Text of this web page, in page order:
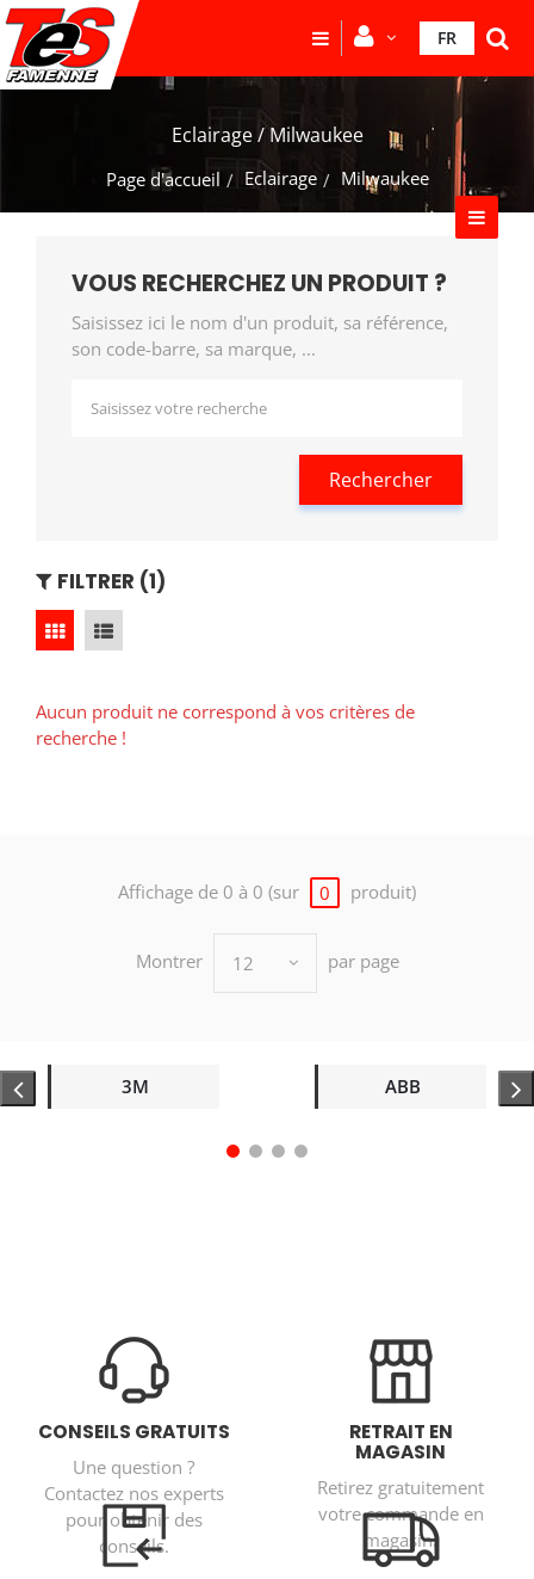
FR
Eclairage / Milwaukee
Page d'accueil Eclairage Milwaukee
VOUS RECHERCHEZ UN PRODUIT ?
Saisissez ici le nom d'un produit, sa référence,
son code-barre, sa marque, ...
Rechercher
FILTRER (1)
Aucun produit ne correspond à vos critères de
recherche !
Affichage de 0 à 0 (sur 0 produit)
Montrer 12 par page
3M ABB
CONSEILS GRATUITS
Une question ?
Contactez nos experts
pour obtenir des
conseils.
RETRAIT EN
MAGASIN
Retirez gratuitement
votre commande en
magasin.